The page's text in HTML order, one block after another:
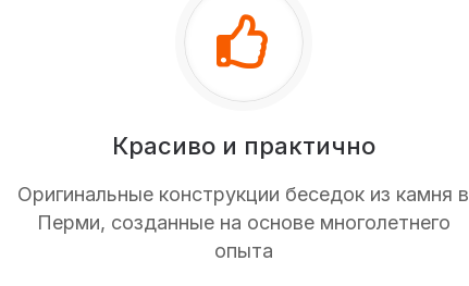
Красиво и практично
Оригинальные конструкции беседок из камня в
Перми, созданные на основе многолетнего
опыта